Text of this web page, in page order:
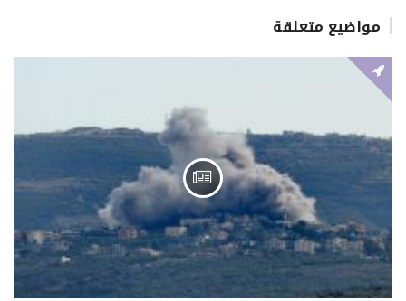
مواضيع متعلقة